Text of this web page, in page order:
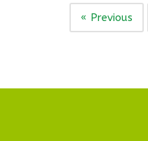
« Previous